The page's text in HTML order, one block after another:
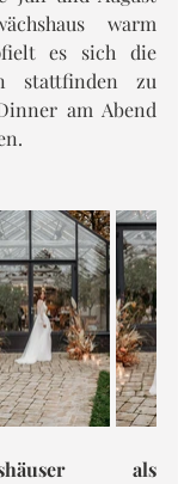
warm
es sich die
stattfinden zu
am Abend
als